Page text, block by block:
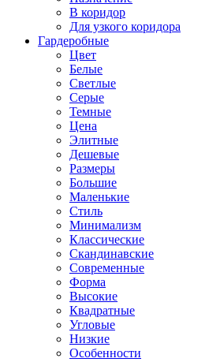
В коридор
Для узкого коридора
Гардеробные
Цвет
Белые
Светлые
Серые
Темные
Цена
Элитные
Дешевые
Размеры
Большие
Маленькие
Стиль
Минимализм
Классические
Скандинавские
Современные
Форма
Высокие
Квадратные
Угловые
Низкие
Особенности